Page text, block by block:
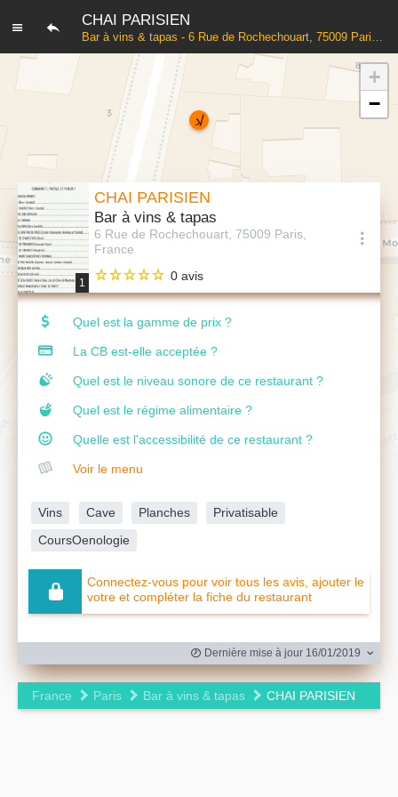
CHAI PARISIEN
Bar à vins & tapas - 6 Rue de Rochechouart, 75009 Paris, France
1
CHAI PARISIEN
Bar à vins & tapas
6 Rue de Rochechouart, 75009 Paris,
France
0 avis
Quel est la gamme de prix ?
La CB est-elle acceptée ?
Quel est le niveau sonore de ce restaurant ?
Quel est le régime alimentaire ?
Quelle est l'accessibilité de ce restaurant ?
Voir le menu
Vins Cave Planches
Privatisable
CoursOenologie
Connectez-vous pour voir tous les avis, ajouter le
votre et compléter la fiche du restaurant
Dernière mise à jour 16/01/2019
France Paris Bar à vins & tapas CHAI PARISIEN
+
−